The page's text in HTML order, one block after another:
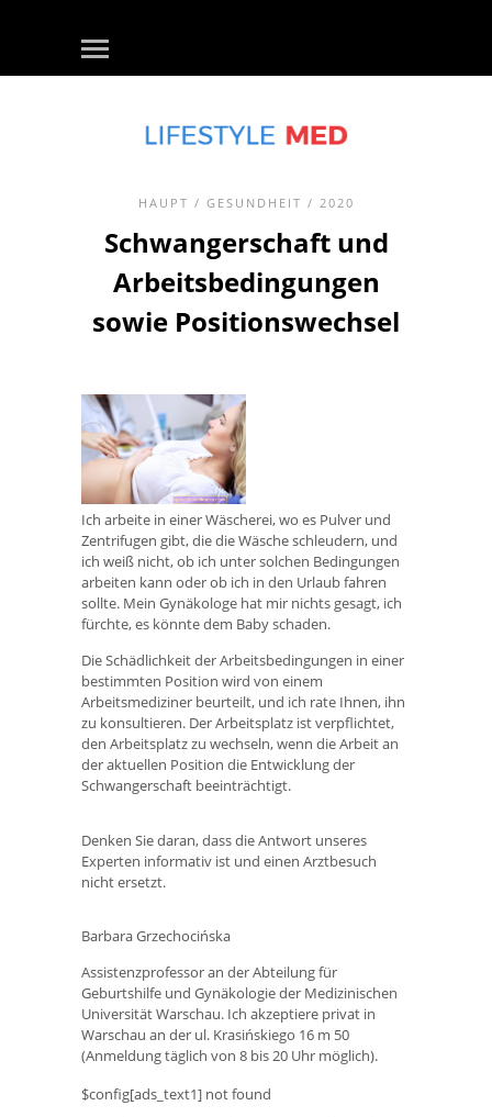
HAUPT / GESUNDHEIT / 2020
Schwangerschaft und
Arbeitsbedingungen
sowie Positionswechsel
Ich arbeite in einer Wäscherei, wo es Pulver und
Zentrifugen gibt, die die Wäsche schleudern, und
ich weiß nicht, ob ich unter solchen Bedingungen
arbeiten kann oder ob ich in den Urlaub fahren
sollte. Mein Gynäkologe hat mir nichts gesagt, ich
fürchte, es könnte dem Baby schaden.
Die Schädlichkeit der Arbeitsbedingungen in einer
bestimmten Position wird von einem
Arbeitsmediziner beurteilt, und ich rate Ihnen, ihn
zu konsultieren. Der Arbeitsplatz ist verpflichtet,
den Arbeitsplatz zu wechseln, wenn die Arbeit an
der aktuellen Position die Entwicklung der
Schwangerschaft beeinträchtigt.
Denken Sie daran, dass die Antwort unseres
Experten informativ ist und einen Arztbesuch
nicht ersetzt.
Barbara Grzechocińska
Assistenzprofessor an der Abteilung für
Geburtshilfe und Gynäkologie der Medizinischen
Universität Warschau. Ich akzeptiere privat in
Warschau an der ul. Krasińskiego 16 m 50
(Anmeldung täglich von 8 bis 20 Uhr möglich).
$config[ads_text1] not found